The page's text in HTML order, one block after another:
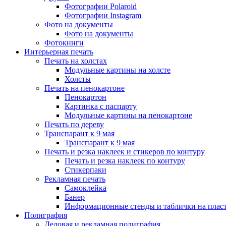
Фотографии Polaroid
Фотографии Instagram
Фото на документы
Фото на документы
Фотокниги
Интерьерная печать
Печать на холстах
Модульные картины на холсте
Холсты
Печать на пенокартоне
Пенокартон
Картинка с паспарту
Модульные картины на пенокартоне
Печать по дереву
Транспарант к 9 мая
Транспарант к 9 мая
Печать и резка наклеек и стикеров по контуру
Печать и резка наклеек по контуру
Стикерпаки
Рекламная печать
Самоклейка
Банер
Информационные стенды и таблички на
Полиграфия
Деловая и рекламная полиграфия